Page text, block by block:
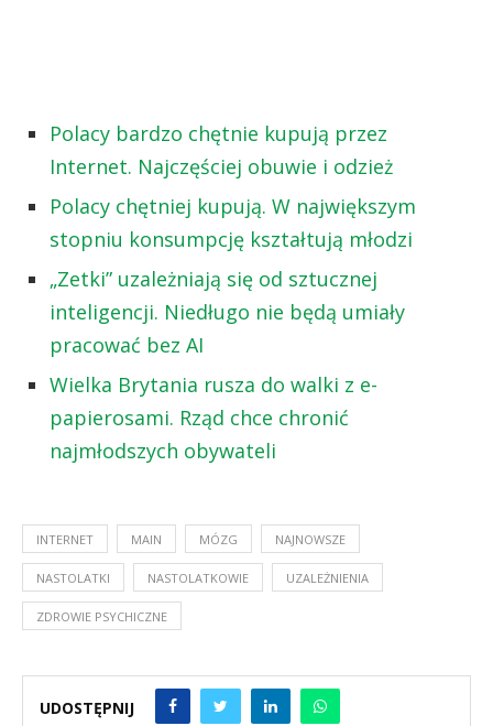
Polacy bardzo chętnie kupują przez
Internet. Najczęściej obuwie i odzież
Polacy chętniej kupują. W największym
stopniu konsumpcję kształtują młodzi
„Zetki” uzależniają się od sztucznej
inteligencji. Niedługo nie będą umiały
pracować bez AI
Wielka Brytania rusza do walki z e-
papierosami. Rząd chce chronić
najmłodszych obywateli
INTERNET MAIN MÓZG NAJNOWSZE
NASTOLATKI NASTOLATKOWIE UZALEŻNIENIA
ZDROWIE PSYCHICZNE
UDOSTĘPNIJ